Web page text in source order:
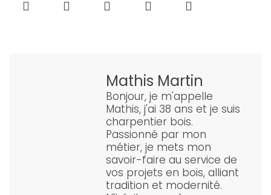
Mathis Martin
Bonjour, je m'appelle
Mathis, j'ai 38 ans et je suis
charpentier bois.
Passionné par mon
métier, je mets mon
savoir-faire au service de
vos projets en bois, alliant
tradition et modernité.